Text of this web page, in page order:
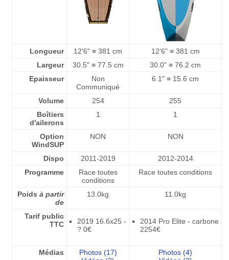
Longueur 12'6" ≡ 381 cm
12'6" ≡ 381 cm
Largeur
30.5" ≡ 77.5 cm
30.0" ≡ 76.2 cm
Epaisseur
Non
Communiqué
6.1" ≡ 15.6 cm
Volume 254
255
Boîtiers
d'ailerons
1 1
Option
WindSUP
NON NON
Dispo 2011-2019
2012-2014
Programme
Race toutes
conditions
Race toutes conditions
Poids à partir
de
13.0kg 11.0kg
Tarif public
TTC
2019 16.6x25 -
? 0€
2014 Pro Elite - carbone
2254€
Médias
Photos (17)
Photos (4)